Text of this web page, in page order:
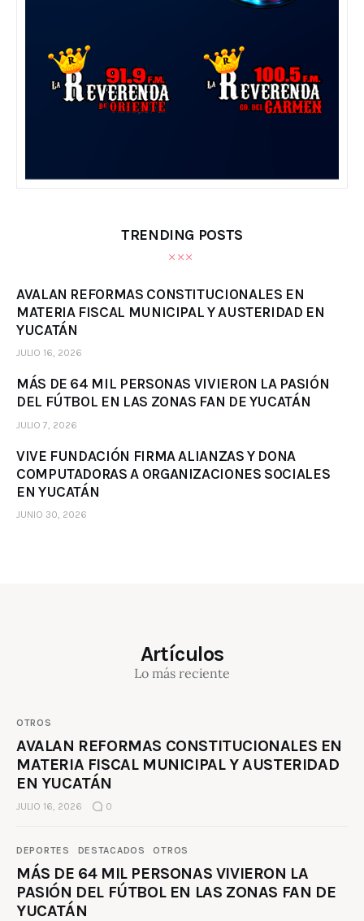
TRENDING POSTS
AVALAN REFORMAS CONSTITUCIONALES EN
MATERIA FISCAL MUNICIPAL Y AUSTERIDAD EN
YUCATÁN
JULIO 16, 2026
MÁS DE 64 MIL PERSONAS VIVIERON LA PASIÓN
DEL FÚTBOL EN LAS ZONAS FAN DE YUCATÁN
JULIO 7, 2026
VIVE FUNDACIÓN FIRMA ALIANZAS Y DONA
COMPUTADORAS A ORGANIZACIONES SOCIALES
EN YUCATÁN
JUNIO 30, 2026
Artículos
Lo más reciente
OTROS
AVALAN REFORMAS CONSTITUCIONALES EN
MATERIA FISCAL MUNICIPAL Y AUSTERIDAD
EN YUCATÁN
JULIO 16, 2026 0
DEPORTES DESTACADOS OTROS
MÁS DE 64 MIL PERSONAS VIVIERON LA
PASIÓN DEL FÚTBOL EN LAS ZONAS FAN DE
YUCATÁN